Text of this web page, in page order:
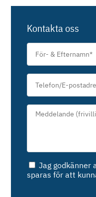
Kontakta oss
För-
Efternamn
Telefon/E-
postadress*
Meddelande*
Samtycke*
Jag godkänner
sparas för att